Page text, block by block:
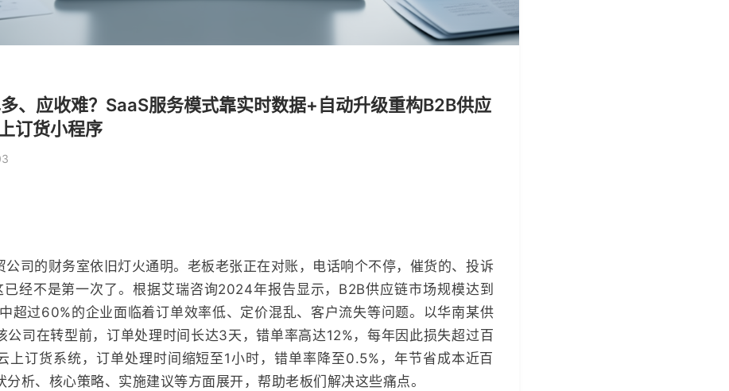
、应收难？SaaS服务模式靠实时数据+自动升级重构B2B供应
订货小程序
公司的财务室依旧灯火通明。老板老张正在对账，电话响个不停，催货的、投诉
经不是第一次了。根据艾瑞咨询2024年报告显示，B2B供应链市场规模达到
超过60%的企业面临着订单效率低、定价混乱、客户流失等问题。以华南某供
公司在转型前，订单处理时间长达3天，错单率高达12%，每年因此损失超过百
上订货系统，订单处理时间缩短至1小时，错单率降至0.5%，年节省成本近百
分析、核心策略、实施建议等方面展开，帮助老板们解决这些痛点。